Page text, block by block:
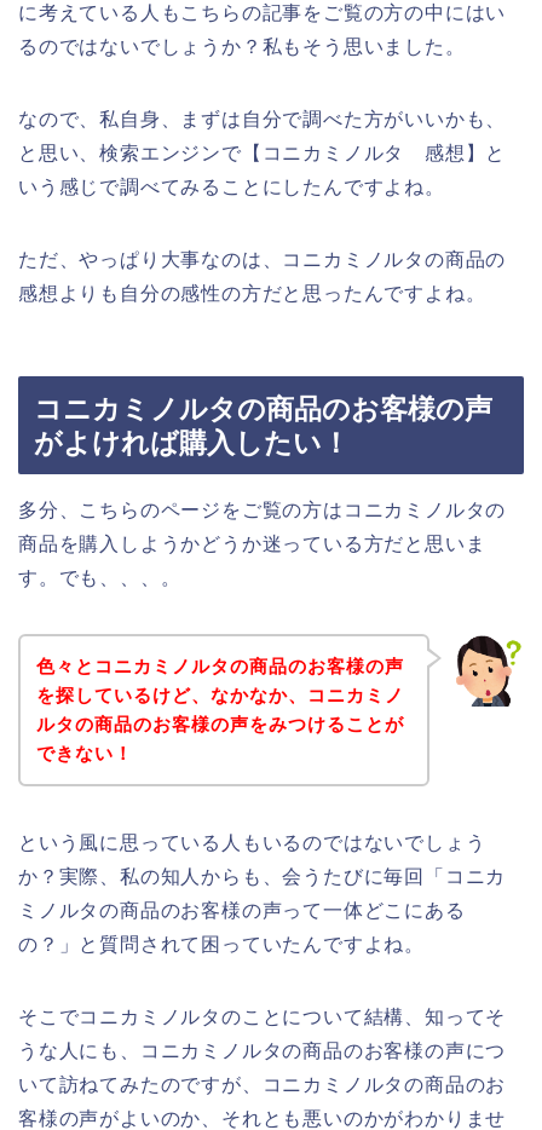
に考えている人もこちらの記事をご覧の方の中にはい
るのではないでしょうか？私もそう思いました。
なので、私自身、まずは自分で調べた方がいいかも、
と思い、検索エンジンで【コニカミノルタ 感想】と
いう感じで調べてみることにしたんですよね。
ただ、やっぱり大事なのは、コニカミノルタの商品の
感想よりも自分の感性の方だと思ったんですよね。
コニカミノルタの商品のお客様の声
がよければ購入したい！
多分、こちらのページをご覧の方はコニカミノルタの
商品を購入しようかどうか迷っている方だと思いま
す。でも、、、。
色々とコニカミノルタの商品のお客様の声
を探しているけど、なかなか、コニカミノ
ルタの商品のお客様の声をみつけることが
できない！
という風に思っている人もいるのではないでしょう
か？実際、私の知人からも、会うたびに毎回「コニカ
ミノルタの商品のお客様の声って一体どこにある
の？」と質問されて困っていたんですよね。
そこでコニカミノルタのことについて結構、知ってそ
うな人にも、コニカミノルタの商品のお客様の声につ
いて訪ねてみたのですが、コニカミノルタの商品のお
客様の声がよいのか、それとも悪いのかがわかりませ